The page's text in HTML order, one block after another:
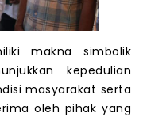
makna simbolik
kepedulian
masyarakat serta
oleh pihak yang